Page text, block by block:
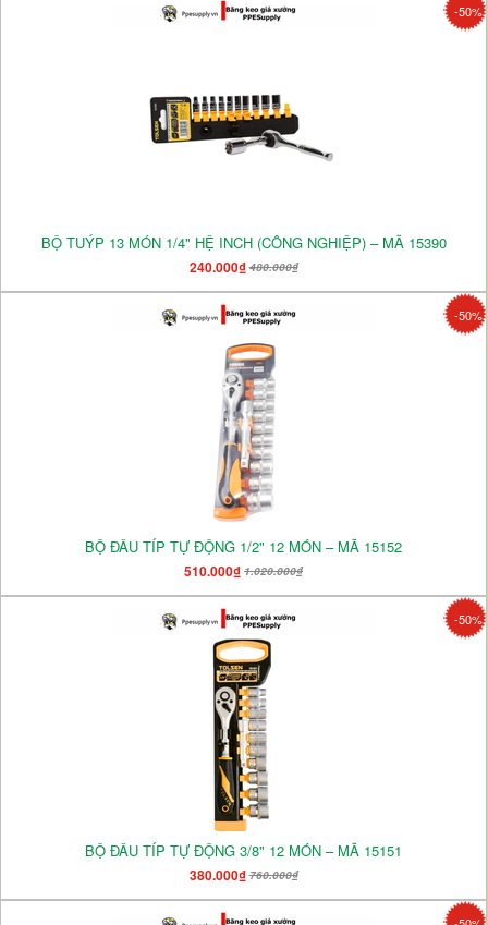
-50%
BỘ TUÝP 13 MÓN 1/4" HỆ INCH (CÔNG NGHIỆP) – MÃ 15390
240.000₫480.000₫
-50%
BỘ ĐẦU TÍP TỰ ĐỘNG 1/2" 12 MÓN – MÃ 15152
510.000₫ 1.020.000₫
-50%
BỘ ĐẦU TÍP TỰ ĐỘNG 3/8" 12 MÓN – MÃ 15151
380.000₫760.000₫